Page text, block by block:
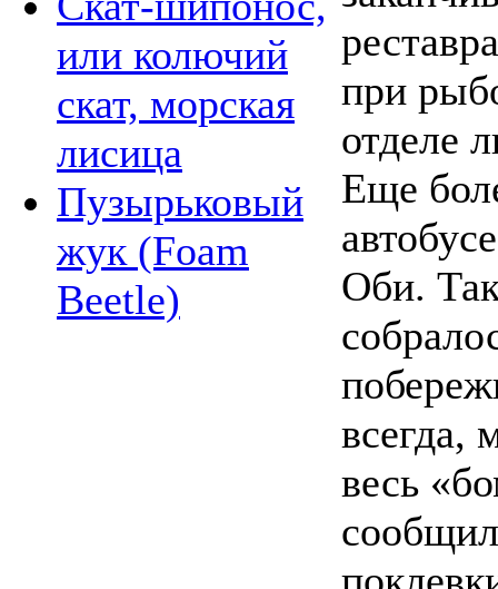
или колючий
скат, морская
лисица
Пузырьковый
жук (Foam
Beetle)
при
отделе
Еще
Оби.
всегда,
весь